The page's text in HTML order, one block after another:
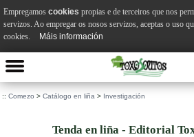
:: Comezo > Catálogo en liña > Investigación
Tenda en liña - Editorial
Empregamos cookies propias e de terceiros que nos
servizos. Ao empregar os nosos servizos, aceptas o uso
cookies.
Máis información